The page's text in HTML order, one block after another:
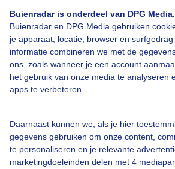
Buienradar is onderdeel van DPG Media.
Buienradar en DPG Media gebruiken
je apparaat, locatie, browser en
informatie combineren we met de
ons, zoals wanneer je een account
het gebruik van onze media te analyseren
apps te verbeteren.
Daarnaast kunnen we, als je hier
gegevens gebruiken om onze content,
te personaliseren en je relevante
marketingdoeleinden delen met 4
Bekijk slideshow